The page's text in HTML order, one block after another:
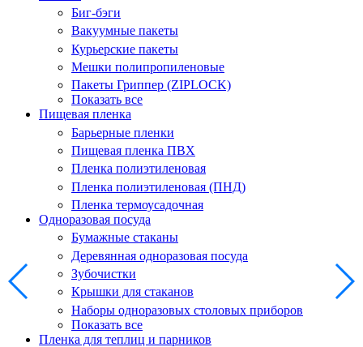
Биг-бэги
Вакуумные пакеты
Курьерские пакеты
Мешки полипропиленовые
Пакеты Гриппер (ZIPLOCK)
Показать все
Пищевая пленка
Барьерные пленки
Пищевая пленка ПВХ
Пленка полиэтиленовая
Пленка полиэтиленовая (ПНД)
Пленка термоусадочная
Одноразовая посуда
Бумажные стаканы
Деревянная одноразовая посуда
Зубочистки
Крышки для стаканов
Наборы одноразовых столовых приборов
Показать все
Пленка для теплиц и парников